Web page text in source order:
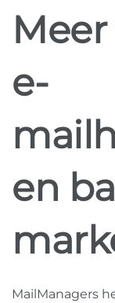
e-
en
MailManagers